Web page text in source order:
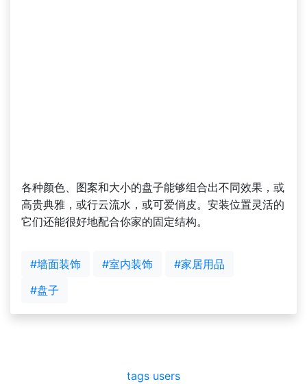
各种颜色、图案和大小的盘子能够组合出不同效果，或
高贵典雅，或行云流水，或可爱俏皮。安装位置灵活的
它们还能很好地配合你家的固定结构。
#墙面装饰 #室内装饰
#家居用品
#盘子
tags users